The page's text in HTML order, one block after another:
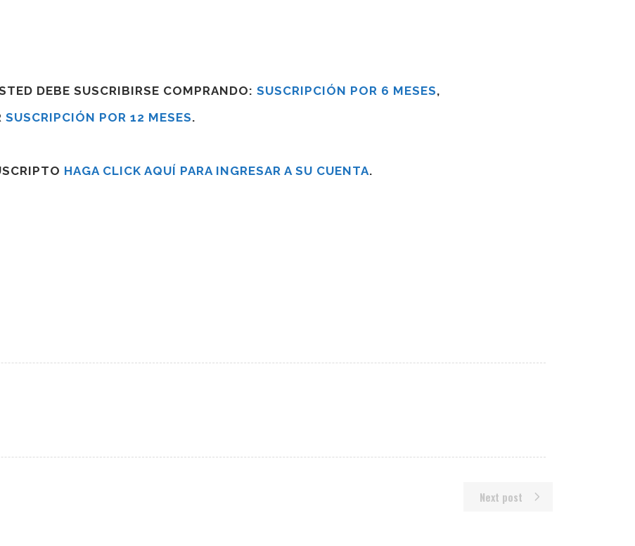
DEBE SUSCRIBIRSE COMPRANDO: SUSCRIPCIÓN POR 6 MESES,
SUSCRIPCIÓN POR 12 MESES.
HAGA CLICK AQUÍ PARA INGRESAR A SU CUENTA.
Next post